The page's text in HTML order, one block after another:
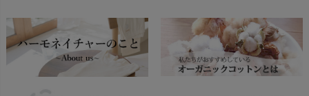
FAXでのご注文
お問い合わせchevron_right